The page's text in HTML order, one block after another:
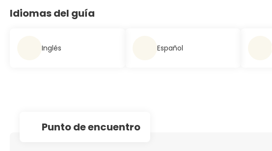
Idiomas del guía
Inglés Español
Punto de encuentro